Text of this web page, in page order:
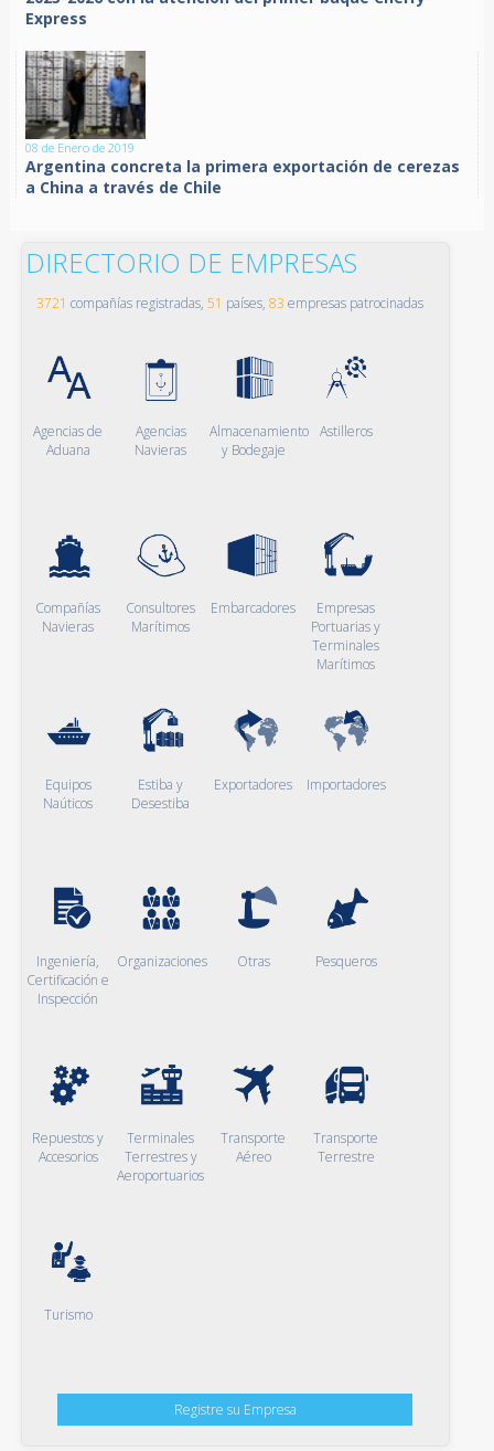
Express
08 de Enero de 2019
Argentina concreta la primera exportación de cerezas
a China a través de Chile
DIRECTORIO DE EMPRESAS
3721 compañías registradas, 51 países, 83 empresas patrocinadas
Agencias de
Aduana
Agencias
Navieras
Almacenamiento
y Bodegaje
Astilleros
Compañías
Navieras
Consultores
Marítimos
Embarcadores
Empresas
Portuarias y
Terminales
Marítimos
Equipos
Naúticos
Estiba y
Desestiba
Exportadores Importadores
Ingeniería,
Certificación e
Inspección
Organizaciones Otras Pesqueros
Repuestos y
Accesorios
Terminales
Terrestres y
Aeroportuarios
Transporte
Aéreo
Transporte
Terrestre
Turismo
Registre su Empresa